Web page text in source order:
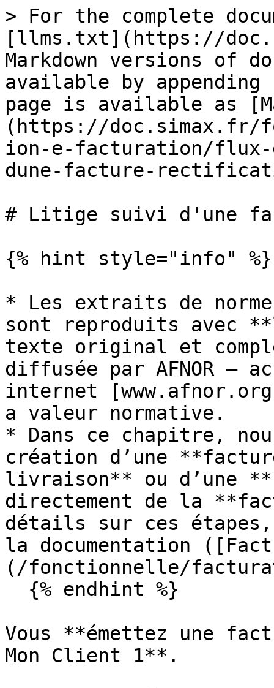
> For the complete
[llms.txt](https://
Markdown versions of
available by
page is available as
(https://doc.simax.fr/
ion-e-facturation/
dune-facture-
# Litige suivi d'une
{% hint style="info" %}
* Les extraits de
sont reproduits avec
texte original et
diffusée par AFNOR –
internet
a valeur normative.
* Dans ce chapitre,
création d’une
livraison** ou d’une
directement de la
détails sur ces étapes,
la documentation
(/fonctionnelle/
Vous **émettez une
Mon Client 1**.